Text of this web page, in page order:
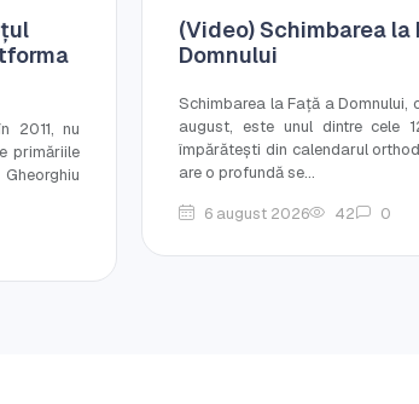
2011, nu
primăriile
(Video) Schimbarea la
Domnului
Schimbarea la Față a Domnului,
august, este unul dintre cele
împărătești din calendarul
are o profundă se...
6 august 2026
42 0